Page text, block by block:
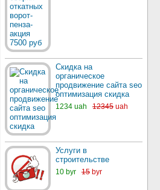
Скидка на
органическое
продвижение сайта seo
оптимизация скидка
1234 uah 12345 uah
Услуги в
строительстве
10 byr 15 byr